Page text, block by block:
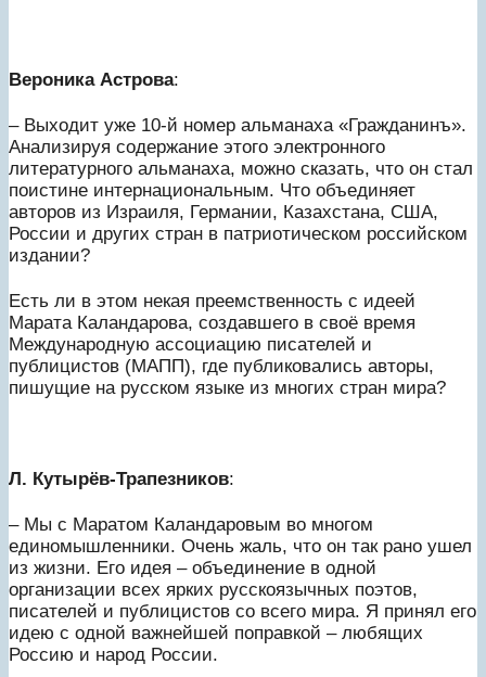
Вероника Астрова:
– Выходит уже 10-й номер альманаха «Гражданинъ».
Анализируя содержание этого электронного
литературного альманаха, можно сказать, что он стал
поистине интернациональным. Что объединяет
авторов из Израиля, Германии, Казахстана, США,
России и других стран в патриотическом российском
издании?
Есть ли в этом некая преемственность с идеей
Марата Каландарова, создавшего в своё время
Международную ассоциацию писателей и
публицистов (МАПП), где публиковались авторы,
пишущие на русском языке из многих стран мира?
Л. Кутырёв-Трапезников:
– Мы с Маратом Каландаровым во многом
единомышленники. Очень жаль, что он так рано ушел
из жизни. Его идея – объединение в одной
организации всех ярких русскоязычных поэтов,
писателей и публицистов со всего мира. Я принял его
идею с одной важнейшей поправкой – любящих
Россию и народ России.